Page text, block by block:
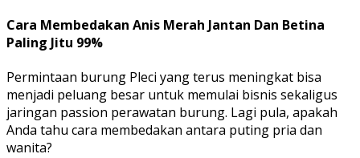
Cara Membedakan Anis Merah Jantan Dan Betina
Paling Jitu 99%
Permintaan burung Pleci yang terus meningkat bisa
menjadi peluang besar untuk memulai bisnis sekaligus
jaringan passion perawatan burung. Lagi pula, apakah
Anda tahu cara membedakan antara puting pria dan
wanita?